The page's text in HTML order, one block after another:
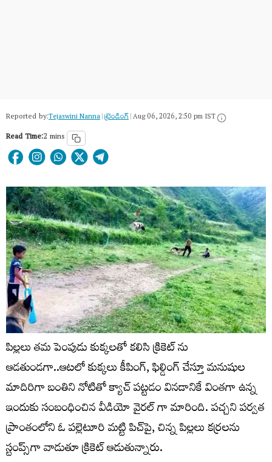
Reported by:Tejaswini Nanna|ట్రెండింగ్|Aug 06, 2026, 2:50 pm IST
Read Time:2 mins
పిల్లలు తమ పెంపుడు కుక్కలతో కలిసి క్రికెట్ ను
ఆడతుండగా..ఆటలో కుక్కలు కీపింగ్, ఫిల్డింగ్ చేస్తూ మనుషుల
మాదిరిగా బంతిని నోటితో క్యాచ్ పట్టడం వినడానికే వింతగా ఉన్న
ఇందుకు సంబంధించిన వీడియో వైరల్ గా మారింది. పచ్చని పర్వత
ప్రాంతంలోని ఓ పల్లెటూరి మట్టి పిచ్‌పై, చిన్న పిల్లలు కర్రలను
స్టంప్స్‌గా వాడుతూ క్రికెట్ ఆడుతున్నారు.